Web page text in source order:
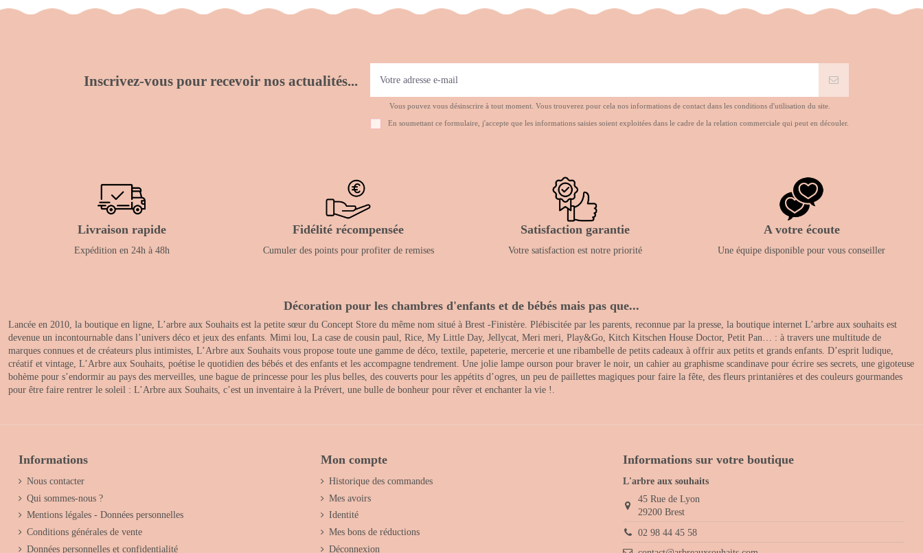
Inscrivez-vous pour recevoir nos actualités...
Vous pouvez vous désinscrire à tout moment. Vous trouverez pour cela nos informations de contact dans les conditions d'utilisation du site.
En soumettant ce formulaire, j'accepte que les informations saisies soient exploitées dans le cadre de la relation commerciale qui peut en découler.
Livraison rapide
Expédition en 24h à 48h
Fidélité récompensée
Cumuler des points pour profiter de remises
Satisfaction garantie
Votre satisfaction est notre priorité
A votre écoute
Une équipe disponible pour vous conseiller
Décoration pour les chambres d'enfants et de bébés mais pas que...
Lancée en 2010, la boutique en ligne, L’arbre aux Souhaits est la petite sœur du Concept Store du même nom situé à Brest -Finistère. Plébiscitée par les parents, reconnue par la presse, la boutique internet L’arbre aux souhaits est
devenue un incontournable dans l’univers déco et jeux des enfants. Mimi lou, La case de cousin paul, Rice, My Little Day, Jellycat, Meri meri, Play&Go, Kitch Kitschen House Doctor, Petit Pan… : à travers une multitude de
marques connues et de créateurs plus intimistes, L’Arbre aux Souhaits vous propose toute une gamme de déco, textile, papeterie, mercerie et une ribambelle de petits cadeaux à offrir aux petits et grands enfants. D’esprit ludique,
créatif et vintage, L’Arbre aux Souhaits, poétise le quotidien des bébés et des enfants et les accompagne tendrement. Une jolie lampe ourson pour braver le noir, un cahier au graphisme scandinave pour écrire ses secrets, une gigoteuse
bohème pour s’endormir au pays des merveilles, une bague de princesse pour les plus belles, des couverts pour les appétits d’ogres, un peu de paillettes magiques pour faire la fête, des fleurs printanières et des couleurs gourmandes
pour être faire rentrer le soleil : L’Arbre aux Souhaits, c’est un inventaire à la Prévert, une bulle de bonheur pour rêver et enchanter la vie !.
Informations
Nous contacter
Qui sommes-nous ?
Mentions légales - Données personnelles
Conditions générales de vente
Données personnelles et confidentialité
Mon compte
Historique des commandes
Mes avoirs
Identité
Mes bons de réductions
Déconnexion
Informations sur votre boutique
L'arbre aux souhaits
45 Rue de Lyon
29200 Brest
02 98 44 45 58